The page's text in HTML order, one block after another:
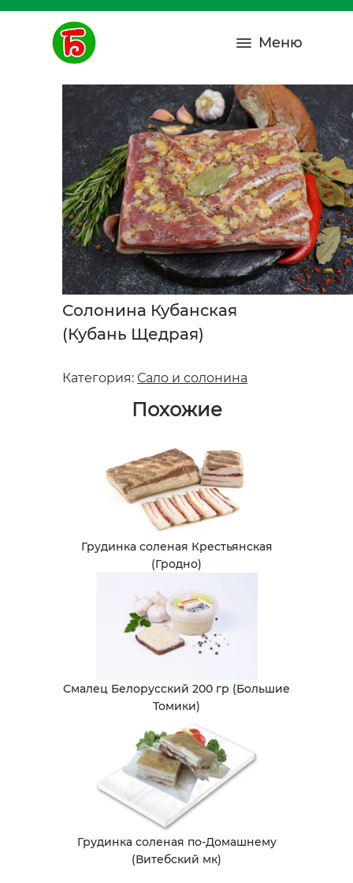
Меню
Солонина Кубанская
(Кубань Щедрая)
Категория: Сало и солонина
Похожие
Грудинка соленая Крестьянская
(Гродно)
Смалец Белорусский 200 гр (Большие
Томики)
Грудинка соленая по-Домашнему
(Витебский мк)